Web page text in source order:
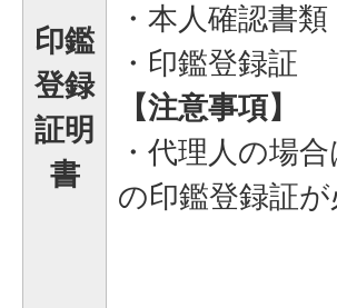
印鑑
登録
証明
書
・本人確認書類
・印鑑登録証
【注意事項】
・代理人の場
の印鑑登録証が